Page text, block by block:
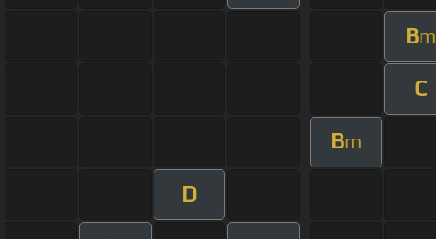
Bm
C
Bm
D